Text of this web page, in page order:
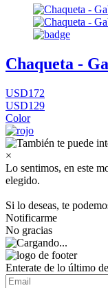
Chaqueta -
USD172
USD129
Color
×
Lo sentimos, en este
elegido.
Si lo deseas, te
Notificarme
No gracias
Enterate de lo último